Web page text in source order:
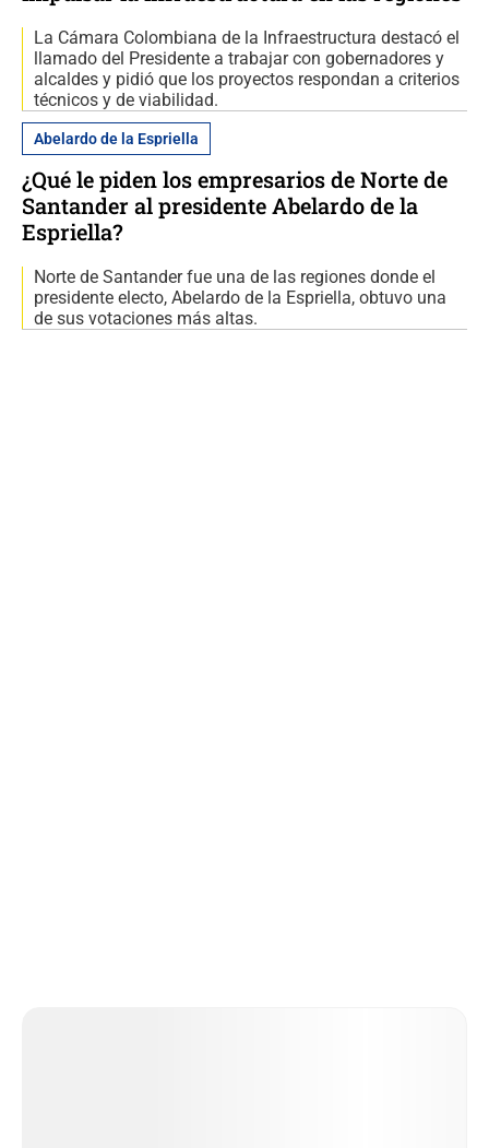
La Cámara Colombiana de la Infraestructura destacó el
llamado del Presidente a trabajar con gobernadores y
alcaldes y pidió que los proyectos respondan a criterios
técnicos y de viabilidad.
Abelardo de la Espriella
¿Qué le piden los empresarios de Norte de
Santander al presidente Abelardo de la
Espriella?
Norte de Santander fue una de las regiones donde el
presidente electo, Abelardo de la Espriella, obtuvo una
de sus votaciones más altas.